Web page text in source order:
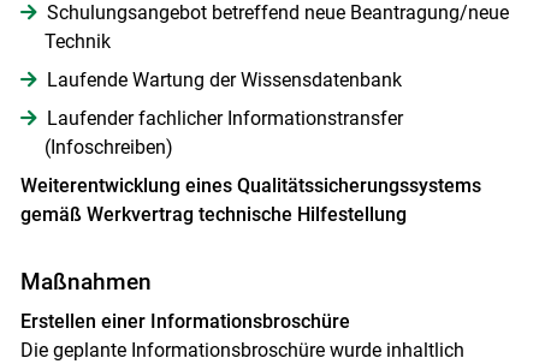
Schulungsangebot betreffend neue Beantragung/neue
Technik
Laufende Wartung der Wissensdatenbank
Laufender fachlicher Informationstransfer
(Infoschreiben)
Weiterentwicklung eines Qualitätssicherungssystems
gemäß Werkvertrag technische Hilfestellung
Maßnahmen
Erstellen einer Informationsbroschüre
Die geplante Informationsbroschüre wurde inhaltlich